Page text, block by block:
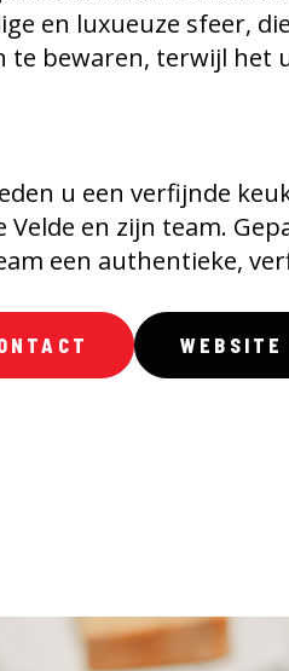
en luxueuze sfeer,
te bewaren, terwijl het
u een verfijnde
Velde en zijn team.
een authentieke,
WEBSITE